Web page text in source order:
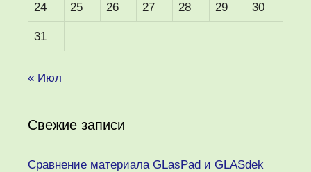
24 25 26 27 28 29 30
31
« Июл
Свежие записи
Сравнение материала GLasPad и GLASdek